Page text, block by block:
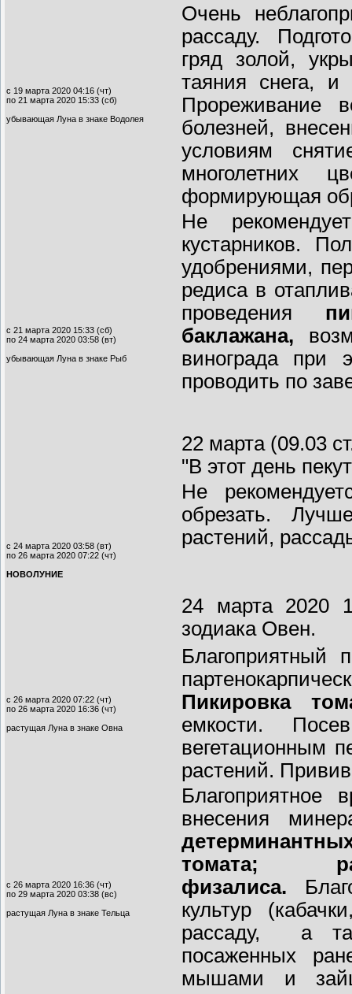
с 19 марта 2020 04:16 (чт)
по 21 марта 2020 15:33 (сб)
убывающая Луна в знаке Водолея
Очень
рассаду.
гряд золой,
таяния снега,
Прореживание
болезней,
условиям
многолетних
формирующая
с 21 марта 2020 15:33 (сб)
по 24 марта 2020 03:58 (вт)
убывающая Луна в знаке Рыб
Не
кустарников.
удобрениями,
редиса в
проведения
баклажана,
винограда при
проводить по
22 марта (09.03
"В этот день
с 24 марта 2020 03:58 (вт)
по 26 марта 2020 07:22 (чт)
НОВОЛУНИЕ
Не
обрезать.
растений,
24 марта 2020
зодиака Овен.
с 26 марта 2020 07:22 (чт)
по 26 марта 2020 16:36 (чт)
растущая Луна в знаке Овна
Благоприятный
Пикировка
емкости.
вегетационным
растений.
с 26 марта 2020 16:36 (чт)
по 29 марта 2020 03:38 (вс)
растущая Луна в знаке Тельца
Благоприятное
внесения
томата;
физалиса.
культур
рассаду, а
посаженных
мышами и